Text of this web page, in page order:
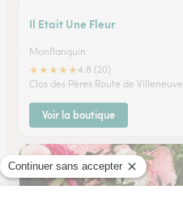
Il Etait Une Fleur
Monflanquin
★★★★★4.8 (20)
Clos des Pères Route de Villeneuve
Voir la boutique